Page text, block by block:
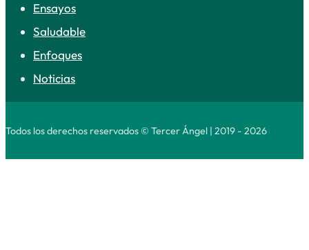
Ensayos
Saludable
Enfoques
Noticias
Todos los derechos reservados © Tercer Ángel | 2019 - 2026